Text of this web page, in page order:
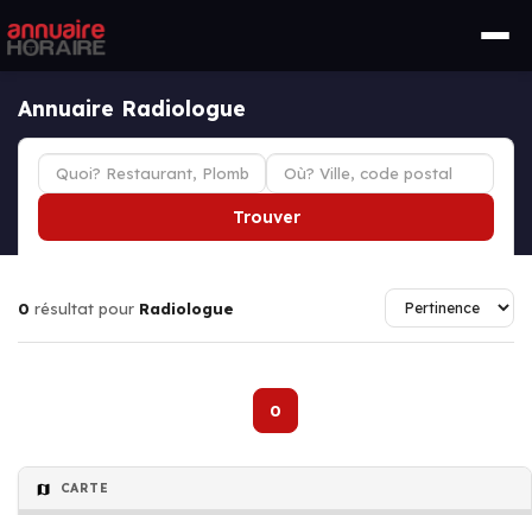
Annuaire Radiologue
Trouver
0 résultat pour Radiologue
0
CARTE